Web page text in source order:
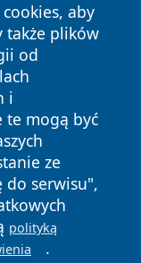
grupa biało-
FOCOLARE w
Turniej IV w
aby
także plików
od
i
te mogą być
ze
do serwisu",
polityką
.